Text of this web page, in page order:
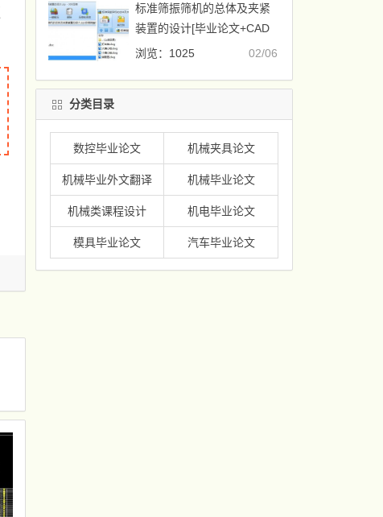
标准筛振筛机的总体及夹紧
装置的设计[毕业论文+CAD
图纸]
02/06
浏览：1025
分类目录
数控毕业论文 机械夹具论文
机械毕业外文翻译 机械毕业论文
机械类课程设计 机电毕业论文
模具毕业论文 汽车毕业论文